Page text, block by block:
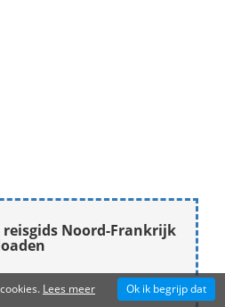
reisgids Noord-Frankrijk
Lees meer Ok ik begrijp dat